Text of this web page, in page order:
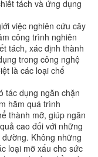
tách và ứng dụng
việc nghiên cứu cây
công trình nghiên
tách, xác định thành
trong công nghệ
là các loại chế
tác dụng ngăn chặn
hãm quá trình
thành mỡ, giúp ngăn
cao đối với những
Không những
loại mỡ xấu cho sức